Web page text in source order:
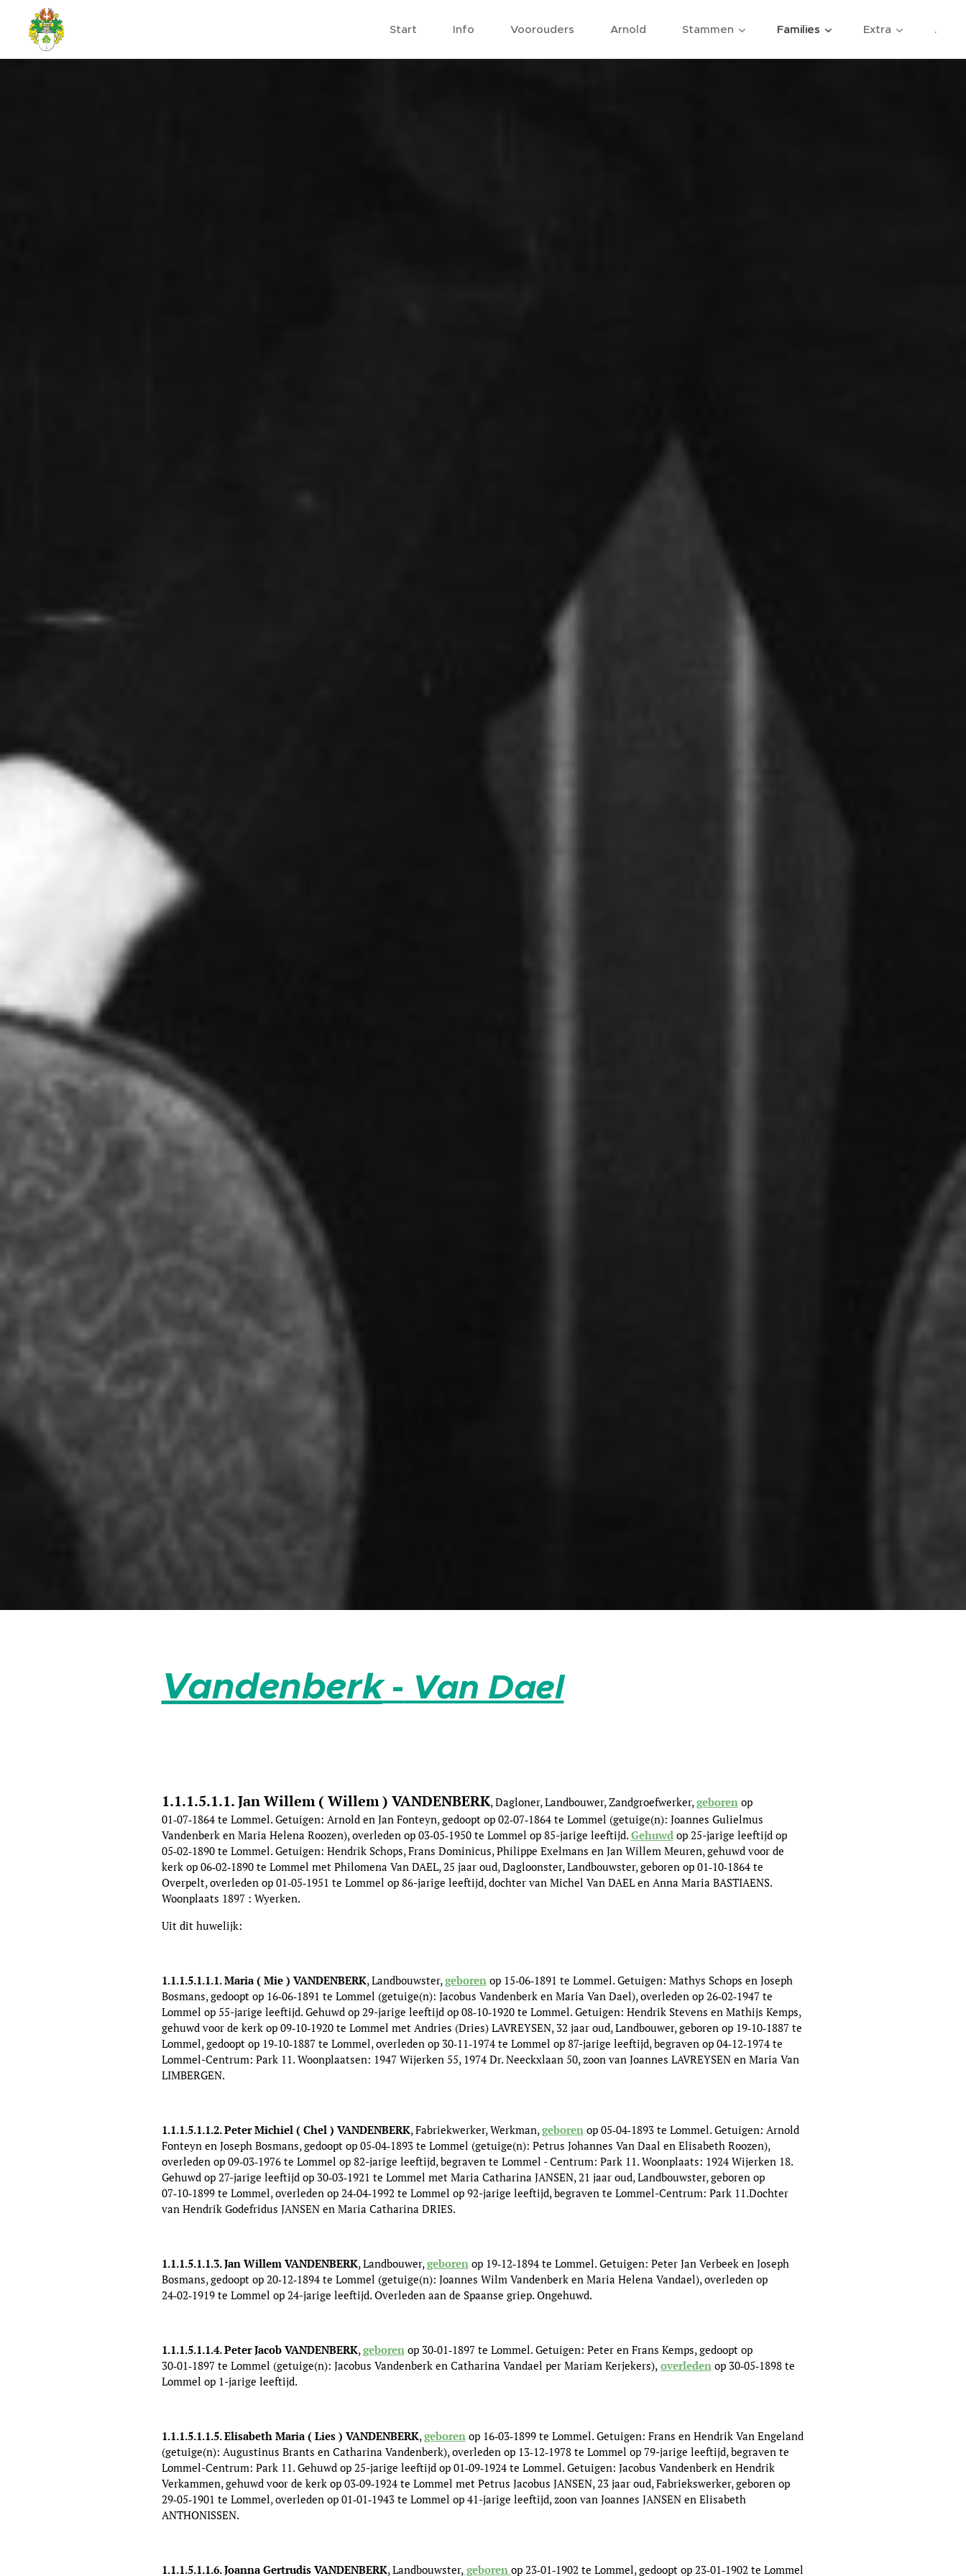
Start Info Voorouders Arnold Stammen Families Extra .
Vandenberk- Van Dael
1.1.1.5.1.1. Jan Willem ( Willem ) VANDENBERK, Dagloner, Landbouwer, Zandgroefwerker,geborenop
01‑07‑1864 te Lommel. Getuigen: Arnold en Jan Fonteyn, gedoopt op 02‑07‑1864 te Lommel (getuige(n): Joannes Gulielmus
Vandenberk en Maria Helena Roozen), overleden op 03‑05‑1950 te Lommel op 85-jarige leeftijd. Gehuwdop 25-jarige leeftijd op
05‑02‑1890 te Lommel. Getuigen: Hendrik Schops, Frans Dominicus, Philippe Exelmans en Jan Willem Meuren, gehuwd voor de
kerk op 06‑02‑1890 te Lommel met Philomena Van DAEL, 25 jaar oud, Dagloonster, Landbouwster, geboren op 01‑10‑1864 te
Overpelt, overleden op 01‑05‑1951 te Lommel op 86-jarige leeftijd, dochter van Michel Van DAEL en Anna Maria BASTIAENS.
Woonplaats 1897 : Wyerken.
Uit dit huwelijk:
1.1.1.5.1.1.1. Maria ( Mie ) VANDENBERK, Landbouwster,geborenop 15‑06‑1891 te Lommel. Getuigen: Mathys Schops en Joseph
Bosmans, gedoopt op 16‑06‑1891 te Lommel (getuige(n): Jacobus Vandenberk en Maria Van Dael), overleden op 26‑02‑1947 te
Lommel op 55-jarige leeftijd. Gehuwd op 29-jarige leeftijd op 08‑10‑1920 te Lommel. Getuigen: Hendrik Stevens en Mathijs Kemps,
gehuwd voor de kerk op 09‑10‑1920 te Lommel met Andries (Dries) LAVREYSEN, 32 jaar oud, Landbouwer, geboren op 19‑10‑1887 te
Lommel, gedoopt op 19‑10‑1887 te Lommel, overleden op 30‑11‑1974 te Lommel op 87-jarige leeftijd, begraven op 04‑12‑1974 te
Lommel-Centrum: Park 11. Woonplaatsen: 1947 Wijerken 55, 1974 Dr. Neeckxlaan 50, zoon van Joannes LAVREYSEN en Maria Van
LIMBERGEN.
1.1.1.5.1.1.2. Peter Michiel ( Chel ) VANDENBERK, Fabriekwerker, Werkman,geborenop 05‑04‑1893 te Lommel. Getuigen: Arnold
Fonteyn en Joseph Bosmans, gedoopt op 05‑04‑1893 te Lommel (getuige(n): Petrus Johannes Van Daal en Elisabeth Roozen),
overleden op 09‑03‑1976 te Lommel op 82-jarige leeftijd, begraven te Lommel - Centrum: Park 11. Woonplaats: 1924 Wijerken 18.
Gehuwd op 27-jarige leeftijd op 30‑03‑1921 te Lommel met Maria Catharina JANSEN, 21 jaar oud, Landbouwster, geboren op
07‑10‑1899 te Lommel, overleden op 24‑04‑1992 te Lommel op 92-jarige leeftijd, begraven te Lommel-Centrum: Park 11.Dochter
van Hendrik Godefridus JANSEN en Maria Catharina DRIES.
1.1.1.5.1.1.3. Jan Willem VANDENBERK, Landbouwer,geborenop 19‑12‑1894 te Lommel. Getuigen: Peter Jan Verbeek en Joseph
Bosmans, gedoopt op 20‑12‑1894 te Lommel (getuige(n): Joannes Wilm Vandenberk en Maria Helena Vandael), overleden op
24‑02‑1919 te Lommel op 24-jarige leeftijd. Overleden aan de Spaanse griep. Ongehuwd.
1.1.1.5.1.1.4. Peter Jacob VANDENBERK,geborenop 30‑01‑1897 te Lommel. Getuigen: Peter en Frans Kemps, gedoopt op
30‑01‑1897 te Lommel (getuige(n): Jacobus Vandenberk en Catharina Vandael per Mariam Kerjekers), overledenop 30‑05‑1898 te
Lommel op 1-jarige leeftijd.
1.1.1.5.1.1.5. Elisabeth Maria ( Lies ) VANDENBERK,geborenop 16‑03‑1899 te Lommel. Getuigen: Frans en Hendrik Van Engeland
(getuige(n): Augustinus Brants en Catharina Vandenberk), overleden op 13‑12‑1978 te Lommel op 79-jarige leeftijd, begraven te
Lommel-Centrum: Park 11. Gehuwd op 25-jarige leeftijd op 01‑09‑1924 te Lommel. Getuigen: Jacobus Vandenberk en Hendrik
Verkammen, gehuwd voor de kerk op 03‑09‑1924 te Lommel met Petrus Jacobus JANSEN, 23 jaar oud, Fabriekswerker, geboren op
29‑05‑1901 te Lommel, overleden op 01‑01‑1943 te Lommel op 41-jarige leeftijd, zoon van Joannes JANSEN en Elisabeth
ANTHONISSEN.
1.1.1.5.1.1.6. Joanna Gertrudis VANDENBERK, Landbouwster,geboren op 23‑01‑1902 te Lommel, gedoopt op 23‑01‑1902 te Lommel